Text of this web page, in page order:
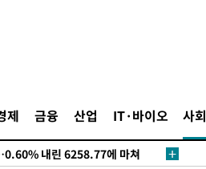
제 금융 산업 IT·바이오 사회
원
다보니…한국 축구 '5승 2무'
내린 6258.77에 마쳐